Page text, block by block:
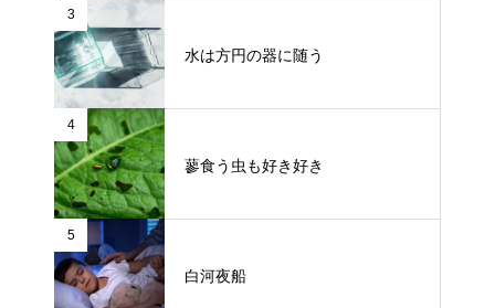
3
水は方円の器に随う
4
蓼食う虫も好き好き
5
白河夜船